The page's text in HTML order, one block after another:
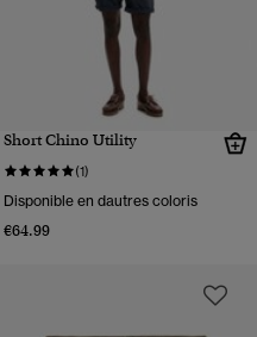
Short Chino Utility
(1)
Disponible en dautres coloris
€64.99